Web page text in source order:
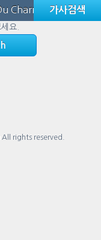
요.
All rights reserved.